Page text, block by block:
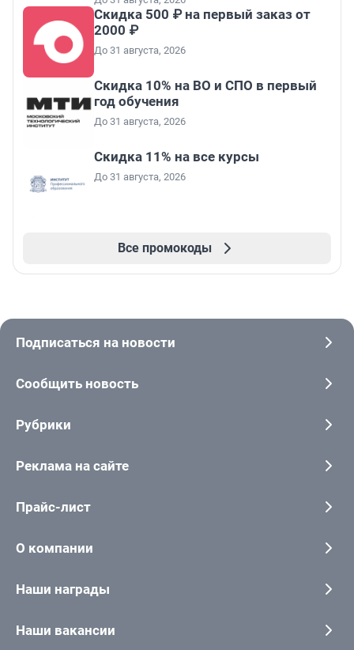
Скидка 500 ₽ на первый заказ от
2000 ₽
До 31 августа, 2026
Скидка 10% на ВО и СПО в первый
год обучения
До 31 августа, 2026
Скидка 11% на все курсы
До 31 августа, 2026
Все промокоды
Подписаться на новости
Сообщить новость
Рубрики
Реклама на сайте
Прайс-лист
О компании
Наши награды
Наши вакансии